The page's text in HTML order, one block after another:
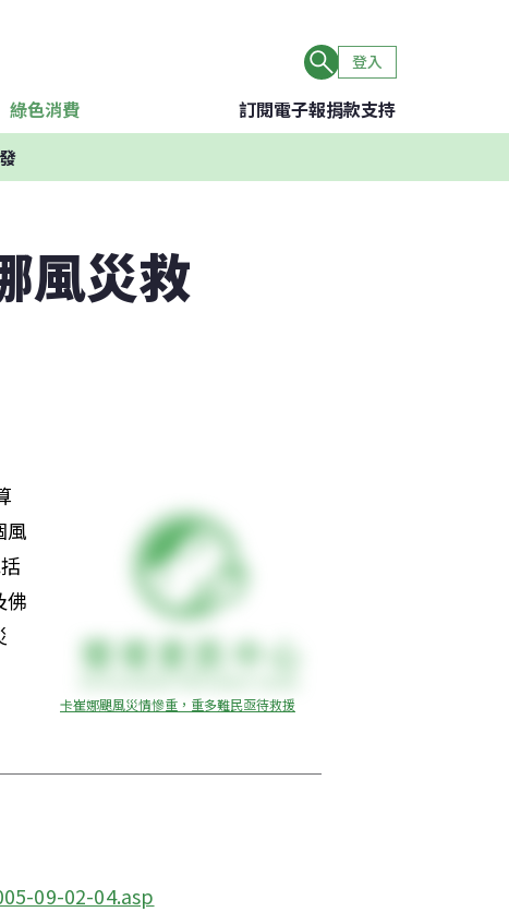
登入
綠色消費 訂閱電子報捐款支持
風災救
卡崔娜颶風災情慘重，重多難民亟待救援
風
佛
09-02-04.asp